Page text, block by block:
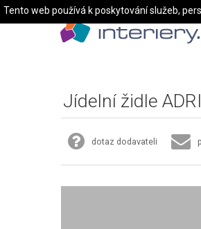
Jídelní židle
dotaz dodavateli
Tento web používá k poskytování služeb,